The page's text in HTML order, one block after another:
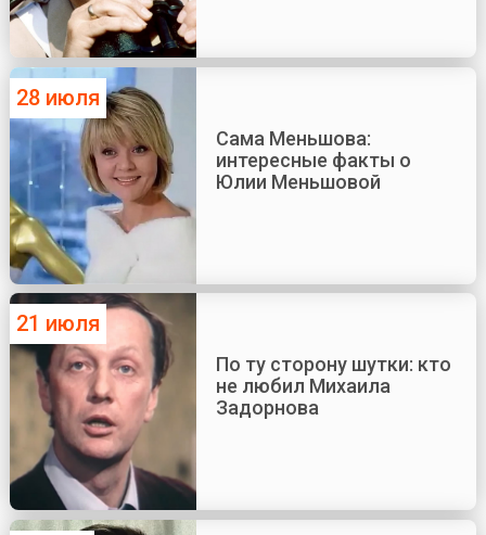
28 июля
Сама Меньшова:
интересные факты о
Юлии Меньшовой
21 июля
По ту сторону шутки: кто
не любил Михаила
Задорнова